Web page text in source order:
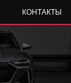
КОНТАКТЫ